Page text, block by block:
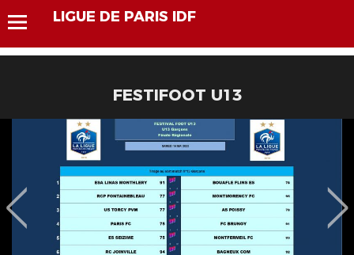
LIGUE DE PARIS IDF
FESTIFOOT U13